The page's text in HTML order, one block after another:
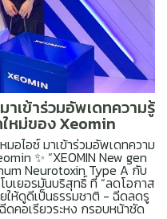
ข้าร่วมอัพเดทความรู้
หม่ของ Xeomin
ไอซ์ มาเข้าร่วมอัพเดทความ
✨ “XEOMIN New gen
Neurotoxin Type A กับ
เยอรมันบริสุทธิ์ ที่ “ลดโอกาส
ให้ดูดีเป็นธรรมชาติ - ฉีดลดรู
คอเรียวระหง กรอบหน้าชัด